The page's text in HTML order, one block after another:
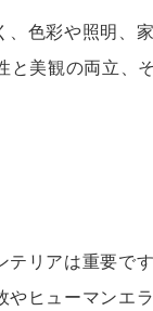
色彩や照明、
美観の両立、
リアは重要で
ヒューマンエ